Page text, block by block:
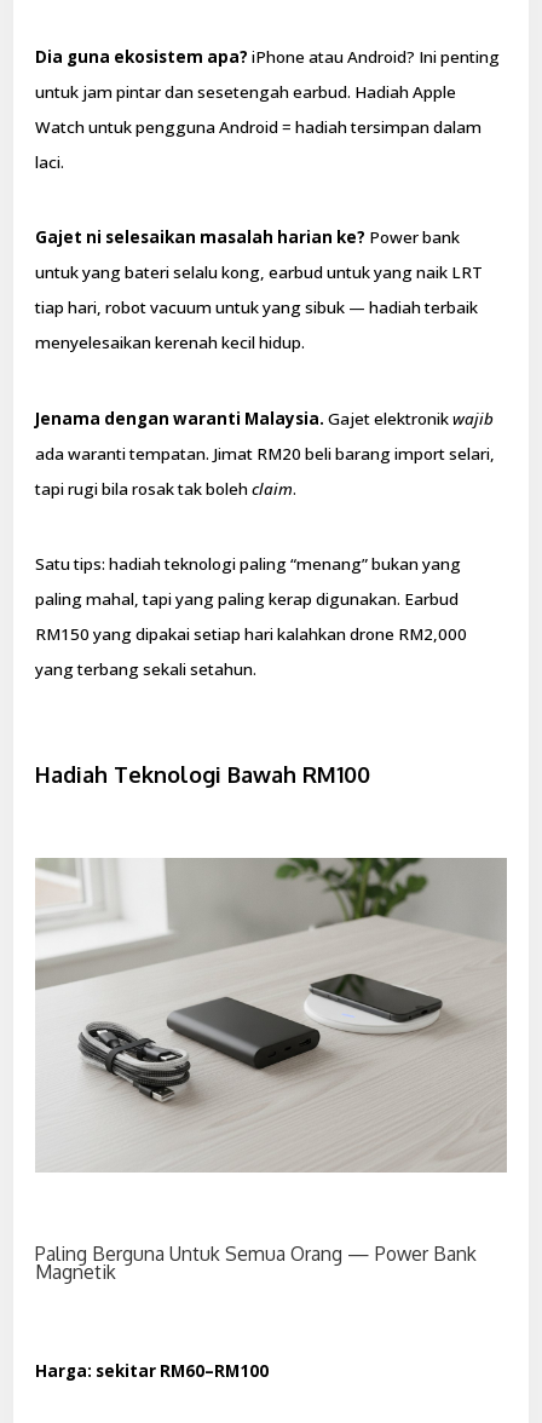
Dia guna ekosistem apa? iPhone atau Android? Ini penting
untuk jam pintar dan sesetengah earbud. Hadiah Apple
Watch untuk pengguna Android = hadiah tersimpan dalam
laci.
Gajet ni selesaikan masalah harian ke? Power bank
untuk yang bateri selalu kong, earbud untuk yang naik LRT
tiap hari, robot vacuum untuk yang sibuk — hadiah terbaik
menyelesaikan kerenah kecil hidup.
Jenama dengan waranti Malaysia. Gajet elektronikwajib
ada waranti tempatan. Jimat RM20 beli barang import selari,
tapi rugi bila rosak tak bolehclaim.
Satu tips: hadiah teknologi paling “menang” bukan yang
paling mahal, tapi yang paling kerap digunakan. Earbud
RM150 yang dipakai setiap hari kalahkan drone RM2,000
yang terbang sekali setahun.
Hadiah Teknologi Bawah RM100
Paling Berguna Untuk Semua Orang — Power Bank
Magnetik
Harga: sekitar RM60–RM100